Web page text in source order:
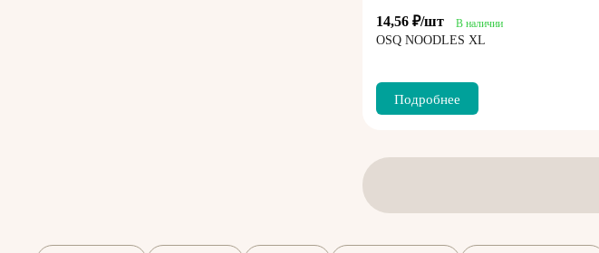
14,56 ₽/шт В наличии
OSQ NOODLES XL
Подробнее